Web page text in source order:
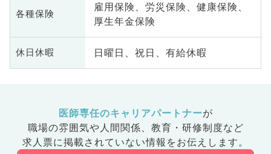
各種保険
雇用保険、労災保険、健康保険、
厚生年金保険
休日休暇 日曜日、祝日、有給休暇
医師専任のキャリアパートナーが
職場の雰囲気や人間関係、 教育・研修制度など
求人票に掲載されていない情報をお伝えします。